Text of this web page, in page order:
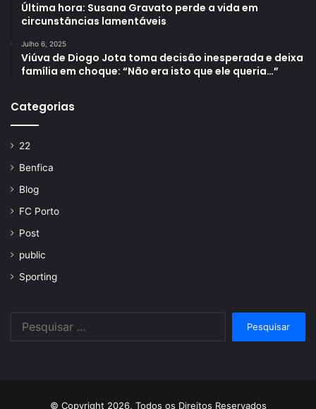
Última hora: Susana Gravato perde a vida em
circunstâncias lamentáveis
Julho 6, 2025
Viúva de Diogo Jota toma decisão inesperada e deixa
família em choque: “Não era isto que ele queria…”
Categorias
22
Benfica
Blog
FC Porto
Post
public
Sporting
© Copyright 2026, Todos os Direitos Reservados